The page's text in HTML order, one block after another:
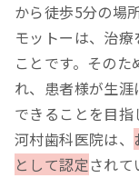
から徒歩5分の場
モットーは、治
ことです。その
れ、患者様が生
できることを目指
河村歯科医院は、
として認定されて